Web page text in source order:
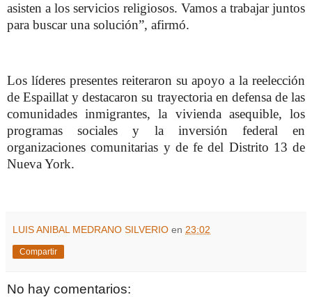
asisten a los servicios religiosos. Vamos a trabajar juntos
para buscar una solución”, afirmó.
Los líderes presentes reiteraron su apoyo a la reelección
de Espaillat y destacaron su trayectoria en defensa de las
comunidades inmigrantes, la vivienda asequible, los
programas sociales y la inversión federal en
organizaciones comunitarias y de fe del Distrito 13 de
Nueva York.
LUIS ANIBAL MEDRANO SILVERIO en 23:02
Compartir
No hay comentarios: